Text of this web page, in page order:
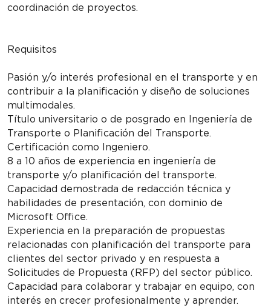
coordinación de proyectos.
Requisitos
Pasión y/o interés profesional en el transporte y en
contribuir a la planificación y diseño de soluciones
multimodales.
Título universitario o de posgrado en Ingeniería de
Transporte o Planificación del Transporte.
Certificación como Ingeniero.
8 a 10 años de experiencia en ingeniería de
transporte y/o planificación del transporte.
Capacidad demostrada de redacción técnica y
habilidades de presentación, con dominio de
Microsoft Office.
Experiencia en la preparación de propuestas
relacionadas con planificación del transporte para
clientes del sector privado y en respuesta a
Solicitudes de Propuesta (RFP) del sector público.
Capacidad para colaborar y trabajar en equipo, con
interés en crecer profesionalmente y aprender.